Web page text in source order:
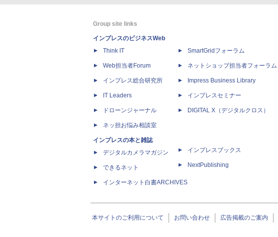
Group site links
インプレスのビジネスWeb
Think IT
Web担当者Forum
インプレス総合研究所
IT Leaders
ドローンジャーナル
ネッ担お悩み相談室
インプレスの本と雑誌
デジタルカメラマガジン
できるネット
インターネット白書ARCHIVES
SmartGridフォーラム
ネットショップ担当者フォーラム
Impress Business Library
インプレスセミナー
DIGITAL X（デジタルクロス）
インプレスブックス
NextPublishing
本サイトのご利用について お問い合わせ 広告掲載のご案内